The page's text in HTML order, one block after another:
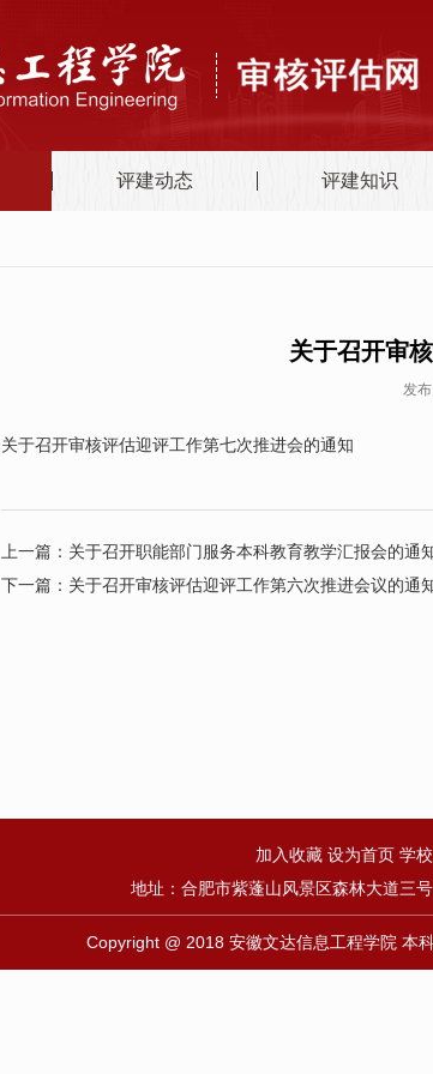
评建动态 评建知识
关于召开审
发
关于召开审核评估迎评工作第七次推进会的通知
上一篇： 关于召开职能部门服务本科教育教学汇报会的通
下一篇： 关于召开审核评估迎评工作第六次推进会议的通
加入收藏 设为首页 学
地址：合肥市紫蓬山风景区森林大道三号
Copyright @ 2018 安徽文达信息工程学院 本